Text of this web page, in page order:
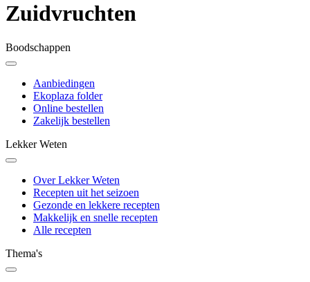
Zuidvruchten
Boodschappen
Aanbiedingen
Ekoplaza folder
Online bestellen
Zakelijk bestellen
Lekker Weten
Over Lekker Weten
Recepten uit het seizoen
Gezonde en lekkere recepten
Makkelijk en snelle recepten
Alle recepten
Thema's